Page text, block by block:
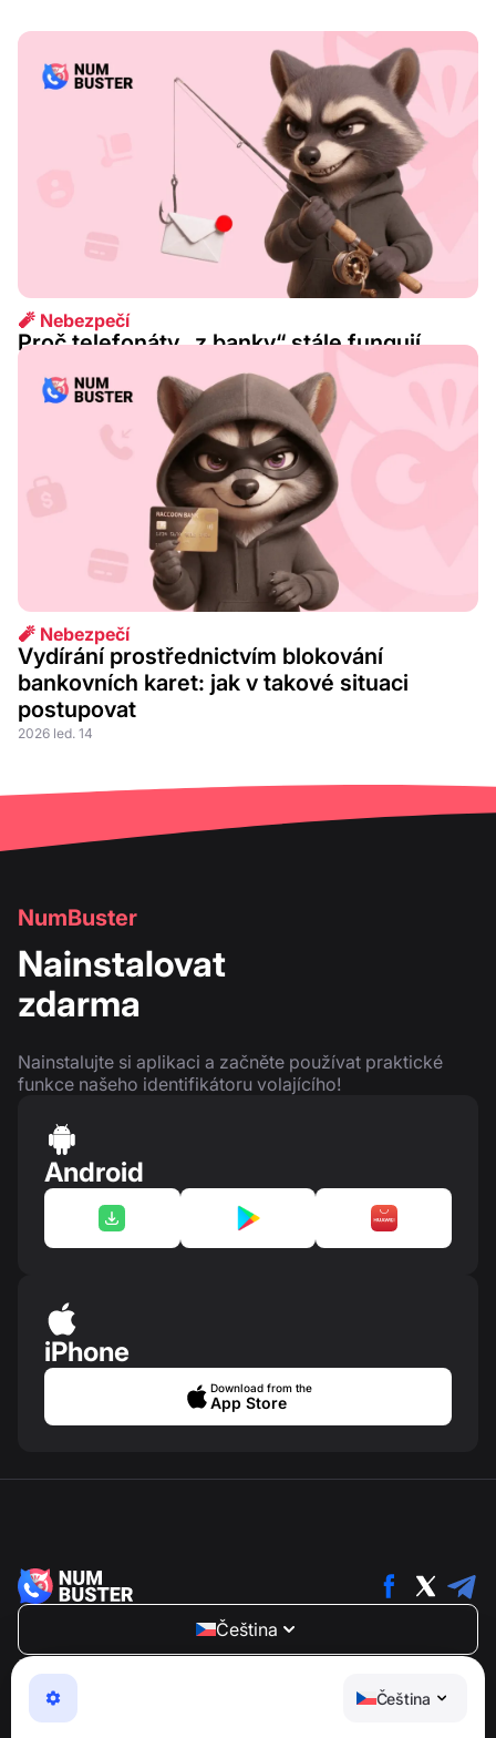
Čeština
🧨 Nebezpečí
Proč telefonáty „z banky“ stále fungují
🧨 Nebezpečí
Vydírání prostřednictvím blokování
bankovních karet: jak v takové situaci
postupovat
2026 led. 14
NumBuster
Nainstalovat
zdarma
Nainstalujte si aplikaci a začněte používat praktické
funkce našeho identifikátoru volajícího!
Android
iPhone
Download from the
App Store
Čeština
NumBuster © 2013—2026 ·
Snadno použitelná aplikace, která vás chrání před
telefonními podvody, spamem a nevyžádanými